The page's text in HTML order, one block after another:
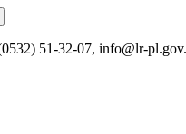
51-32-07, info@lr-